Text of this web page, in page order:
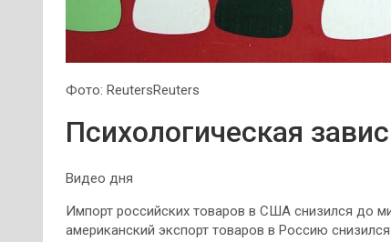
Фото: ReutersReuters
Психологическая
Видео дня
Импорт российских товаров в США снизился до
американский экспорт товаров в Россию